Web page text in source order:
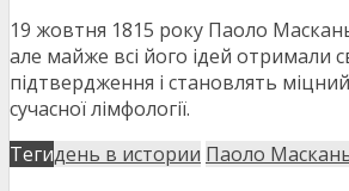
19 жовтня 1815 року Паоло
але майже всі його ідей отримали
підтвердження і становлять
сучасної лімфології.
Тегидень в истории Паоло